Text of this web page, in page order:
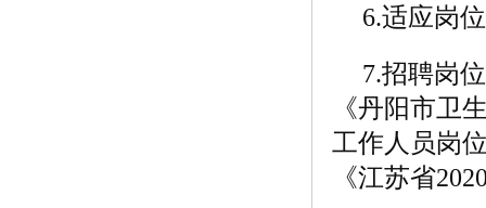
6.适应岗
7.招聘岗
《丹阳市卫
工作人员岗
《江苏省